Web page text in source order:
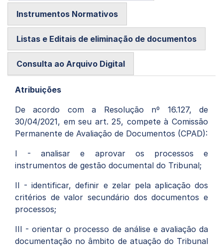
por
e-
mail
via
Facebook
no
Instrumentos Normativos
Listas e Editais de eliminação de documentos
Consulta ao Arquivo Digital
Atribuições
De acordo com a Resolução nº 16.127, de
30/04/2021, em seu art. 25, compete à Comissão
Permanente de Avaliação de Documentos (CPAD):
I - analisar e aprovar os processos e
instrumentos de gestão documental do Tribunal;
II - identificar, definir e zelar pela aplicação dos
critérios de valor secundário dos documentos e
processos;
III - orientar o processo de análise e avaliação da
documentação no âmbito de atuação do Tribunal